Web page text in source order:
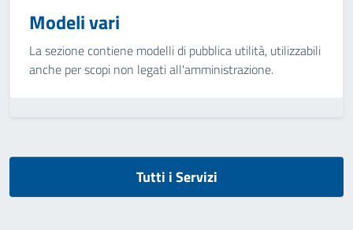
Modeli vari
La sezione contiene modelli di pubblica utilità, utilizzabili
anche per scopi non legati all'amministrazione.
Tutti i Servizi